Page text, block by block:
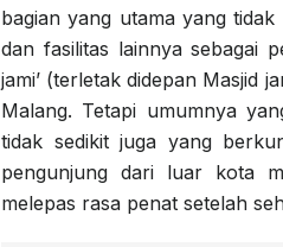
bagian yang utama yang
dan fasilitas lainnya sebagai
jami’ (terletak didepan Masjid
Malang. Tetapi umumnya
tidak sedikit juga yang
pengunjung dari luar kota
melepas rasa penat setelah